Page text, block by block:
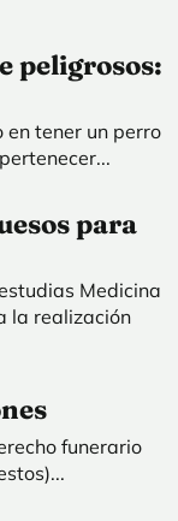
peligrosos:
tener un perro
para
Medicina
la realización
funerario